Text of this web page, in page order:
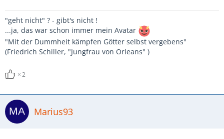
"geht nicht" ? - gibt's nicht !
...ja, das war schon immer mein Avatar
"Mit der Dummheit kämpfen Götter selbst vergebens"
(Friedrich Schiller, "Jungfrau von Orleans" )
2
Marius93